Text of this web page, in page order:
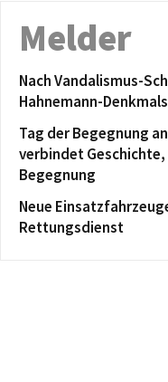
Melder
Nach Vandalismus-
Hahnemann-
Tag der Begegnung
verbindet
Begegnung
Neue
Rettungsdienst